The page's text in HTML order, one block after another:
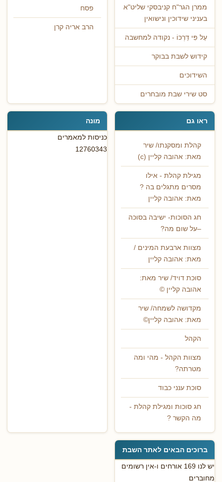
ממרן הגר"ח קניבסקי שליט"א
בעניני שידוכין ונישואין
עַל פִּי דַרְכּוֹ - נקודה למחשבה
קידוש לשבת בבוקר
השידוכים
סט שירי שבת מובחרים
פסח
הרב אריה קרן
ראו גם
קהלת ומסקנתו/ שיר
מאת: אהובה קליין (c)
מגילת קהלת - אילו
מסרים מתגלים בה ?
מאת: אהובה קליין
חג הסוכות- ישיבה בסוכה
–על שום מה?
מצוות ארבעת המינים /
מאת: אהובה קליין
סוכת דויד/ שיר מאת:
אהובה קליין ©
מקדושה לשמחה/ שיר
מאת: אהובה קליין©
הקהל
מצוות הקהל - מהי ומה
מטרתה?
סוכת ענני כבוד
חג סוכות ומגילת קהלת -
מה הקשר ?
מונה
כניסות למאמרים
12760343
ברוכים הבאים לאתר השבת
יש לנו 169 אורחים ו-אין רשומים
מחוברים